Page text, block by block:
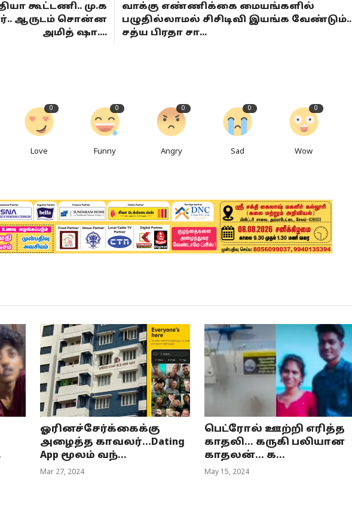
கூட்டணி.. மு.க
ஆருடம் சொன்ன
அமித் ஷா....
வாக்கு எண்ணிக்கை மையங்களில்
பழுதில்லாமல் சிசிடிவி இயங்க வேண்டும்..
சத்ய பிரதா சா...
0
Love
0
Funny
0
Angry
0
Sad
0
Wow
ஓரினச்சேர்க்கைக்கு
அழைத்த காவலர்...Dating
App மூலம் வந்...
Mar 27, 2024
பெட்ரோல் ஊற்றி எரித்த
காதலி... கருகி பலியான
காதலன்... க...
May 15, 2024